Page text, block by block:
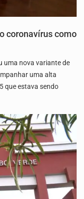
coronavírus como
uma nova variante de
uma alta
que estava sendo